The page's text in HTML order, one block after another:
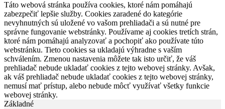
Táto webová stránka používa cookies, ktoré nám pomáhajú
zabezpečiť lepšie služby. Cookies zaradené do kategórie
nevyhnutných sú uložené vo vašom prehliadači a sú nutné pre
správne fungovanie webstránky. Používame aj cookies tretích strán,
ktoré nám pomáhajú analyzovať a pochopiť ako používate túto
webstránku. Tieto cookies sa ukladajú výhradne s vaším
schválením. Zmenou nastavenia môžete tak isto určiť, že váš
prehliadač nebude ukladať cookies z tejto webovej stránky. Avšak,
ak váš prehliadač nebude ukladať cookies z tejto webovej stránky,
nemusí mať prístup, alebo nebude môcť využívať všetky funkcie
webovej stránky.
Základné